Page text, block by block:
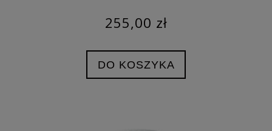
255,00 zł
DO KOSZYKA